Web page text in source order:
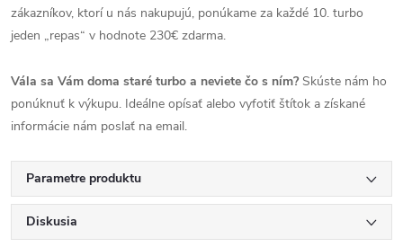
zákazníkov, ktorí u nás nakupujú, ponúkame za každé 10. turbo
jeden „repas“ v hodnote 230€ zdarma.
Vála sa Vám doma staré turbo a neviete čo s ním? Skúste nám ho
ponúknuť k výkupu. Ideálne opísať alebo vyfotiť štítok a získané
informácie nám poslať na email.
Parametre produktu
Diskusia